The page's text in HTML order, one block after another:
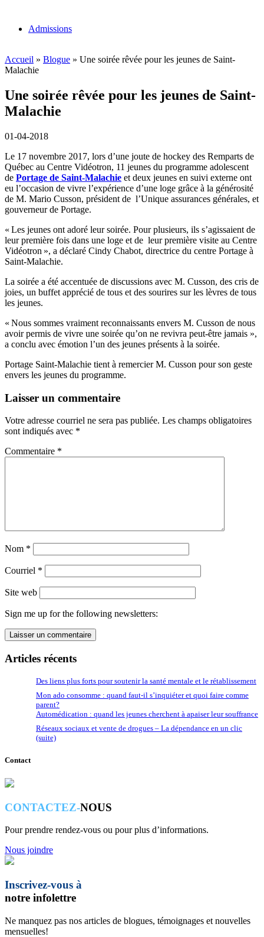
Admissions
Accueil » Blogue » Une soirée rêvée pour les jeunes de Saint-
Malachie
Une soirée rêvée pour les jeunes de Saint-
Malachie
01-04-2018
Le 17 novembre 2017, lors d’une joute de hockey des Remparts de
Québec au Centre Vidéotron, 11 jeunes du programme adolescent
de Portage de Saint-Malachie et deux jeunes en suivi externe ont
eu l’occasion de vivre l’expérience d’une loge grâce à la générosité
de M. Mario Cusson, président de l’Unique assurances générales, et
gouverneur de Portage.
« Les jeunes ont adoré leur soirée. Pour plusieurs, ils s’agissaient de
leur première fois dans une loge et de leur première visite au Centre
Vidéotron », a déclaré Cindy Chabot, directrice du centre Portage à
Saint-Malachie.
La soirée a été accentuée de discussions avec M. Cusson, des cris de
joies, un buffet apprécié de tous et des sourires sur les lèvres de tous
les jeunes.
« Nous sommes vraiment reconnaissants envers M. Cusson de nous
avoir permis de vivre une soirée qu’on ne revivra peut-être jamais »,
a conclu avec émotion l’un des jeunes présents à la soirée.
Portage Saint-Malachie tient à remercier M. Cusson pour son geste
envers les jeunes du programme.
Laisser un commentaire
Votre adresse courriel ne sera pas publiée. Les champs obligatoires
sont indiqués avec *
Commentaire *
Nom *
Courriel *
Site web
Sign me up for the following newsletters:
Articles récents
Des liens plus forts pour soutenir la santé mentale et le rétablissement
Mon ado consomme : quand faut-il s’inquiéter et quoi faire comme
parent?
Automédication : quand les jeunes cherchent à apaiser leur souffrance
Réseaux sociaux et vente de drogues – La dépendance en un clic
(suite)
Contact
CONTACTEZ-NOUS
Pour prendre rendez-vous ou pour plus d’informations.
Nous joindre
Inscrivez-vous à
notre infolettre
Ne manquez pas nos articles de blogues, témoignages et nouvelles
mensuelles!